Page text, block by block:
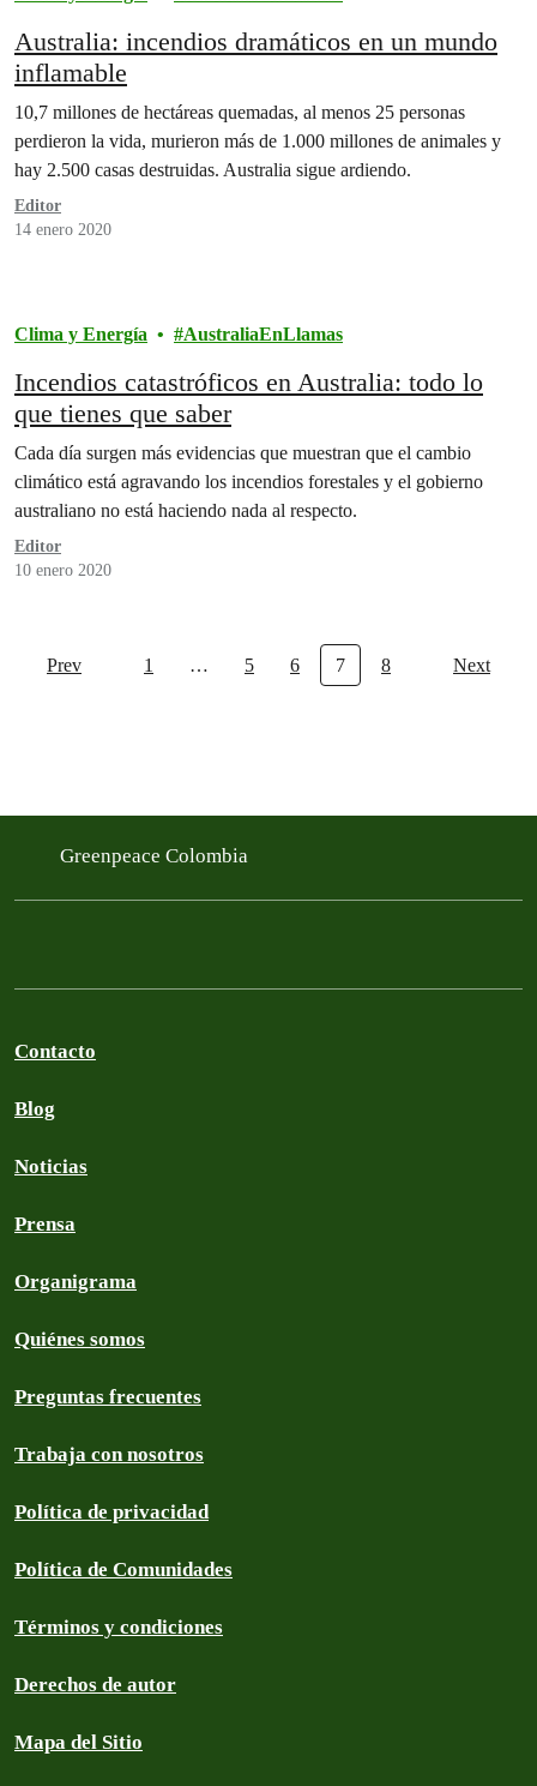
Australia: incendios dramáticos en un mundo
inflamable
10,7 millones de hectáreas quemadas, al menos 25 personas
perdieron la vida, murieron más de 1.000 millones de animales y
hay 2.500 casas destruidas. Australia sigue ardiendo.
Editor
14 enero 2020
Clima y Energía AustraliaEnLlamas
Incendios catastróficos en Australia: todo lo
que tienes que saber
Cada día surgen más evidencias que muestran que el cambio
climático está agravando los incendios forestales y el gobierno
australiano no está haciendo nada al respecto.
Editor
10 enero 2020
Prev 1 … 5 6 7 8 Next
Greenpeace Colombia
Contacto
Blog
Noticias
Prensa
Organigrama
Quiénes somos
Preguntas frecuentes
Trabaja con nosotros
Política de privacidad
Política de Comunidades
Términos y condiciones
Derechos de autor
Mapa del Sitio